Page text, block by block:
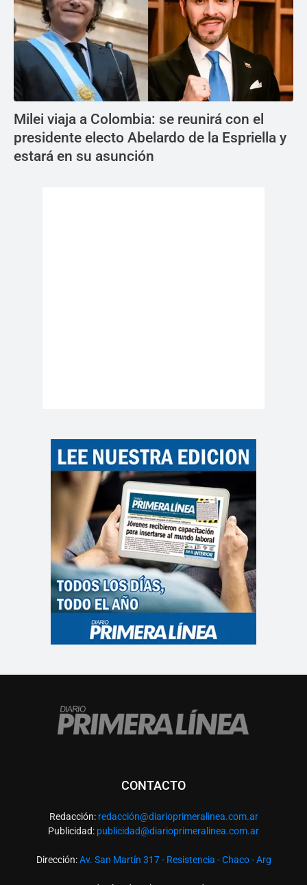
Milei viaja a Colombia: se reunirá con el
presidente electo Abelardo de la Espriella y
estará en su asunción
CONTACTO
Redacción: redacción@diarioprimeralinea.com.ar
Publicidad: publicidad@diarioprimeralinea.com.ar
Dirección:Av. San Martín 317 - Resistencia - Chaco - Arg